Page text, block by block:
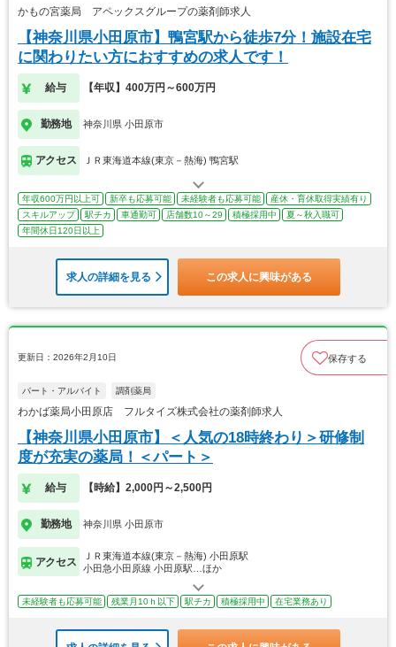
かもの宮薬局 アペックスグループの薬剤師求人
【神奈川県小田原市】鴨宮駅から徒歩7分！施設在宅
に関わりたい方におすすめの求人です！
給与 【年収】400万円～600万円
勤務地 神奈川県 小田原市
アクセス ＪＲ東海道本線(東京－熱海) 鴨宮駅
年収600万円以上可 新卒も応募可能 未経験者も応募可能
産休・育休取得実績有り
スキルアップ
駅チカ 車通勤可 店舗数10～29 積極採用中
夏～秋入職可
年間休日120日以上
求人の詳細を見る この求人に興味がある
更新日：2026年2月10日 保存する
パート・アルバイト 調剤薬局
わかば薬局小田原店 フルタイズ株式会社の薬剤師求人
【神奈川県小田原市】＜人気の18時終わり＞研修制
度が充実の薬局！＜パート＞
給与 【時給】2,000円～2,500円
勤務地 神奈川県 小田原市
アクセス
ＪＲ東海道本線(東京－熱海) 小田原駅
小田急小田原線 小田原駅…ほか
未経験者も応募可能 残業月10ｈ以下 駅チカ 積極採用中 在宅業務あり